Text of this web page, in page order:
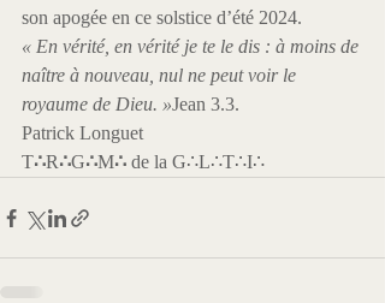
son apogée en ce solstice d’été 2024.
« En vérité, en vérité je te le dis : à moins de
naître à nouveau, nul ne peut voir le
royaume de Dieu. »Jean 3.3.
Patrick Longuet
T∴R∴G∴M∴ de la G∴L∴T∴I∴